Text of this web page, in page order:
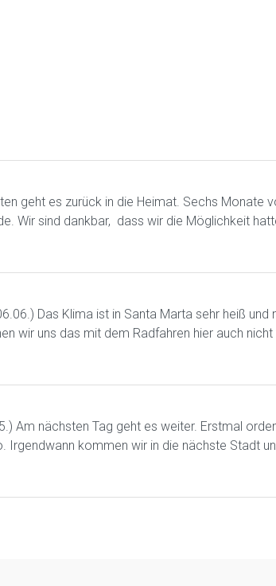
geht es zurück in die Heimat. Sechs Monate
Wir sind dankbar, dass wir die Möglichkeit
Das Klima ist in Santa Marta sehr heiß
wir uns das mit dem Radfahren hier auch
Am nächsten Tag geht es weiter. Erstmal
Irgendwann kommen wir in die nächste Stadt